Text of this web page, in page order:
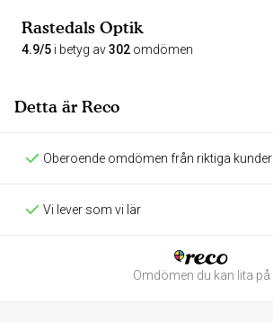
Rastedals Optik
4.9/5 i betyg av302 omdömen
Detta är Reco
Oberoende omdömen från riktiga kunder
Vi lever som vi lär
Omdömen du kan lita på